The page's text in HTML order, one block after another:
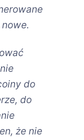
do
do
że nie